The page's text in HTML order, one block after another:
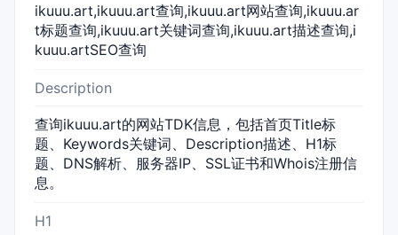
ikuuu.art,ikuuu.art查询,ikuuu.art网站查询,ikuuu.ar
t标题查询,ikuuu.art关键词查询,ikuuu.art描述查询,i
kuuu.artSEO查询
Description
查询ikuuu.art的网站TDK信息，包括首页Title标
题、Keywords关键词、Description描述、H1标
题、DNS解析、服务器IP、SSL证书和Whois注册信
息。
H1